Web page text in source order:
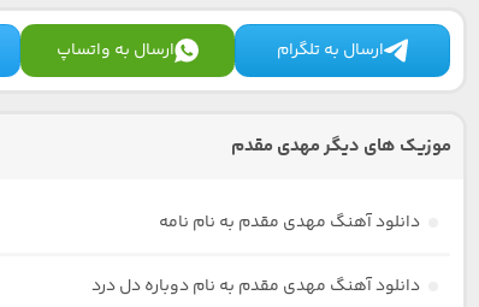
ارسال به تلگرام ارسال به واتساپ
موزیک های دیگر مهدی مقدم
دانلود آهنگ مهدی مقدم به نام نامه
دانلود آهنگ مهدی مقدم به نام دوباره دل درد